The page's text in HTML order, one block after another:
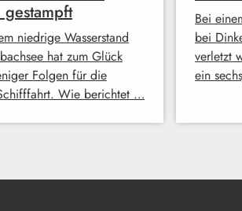
niedrige Wasserstand
hat zum Glück
Folgen für die
Wie berichtet …
Bei
bei
verletzt
ein